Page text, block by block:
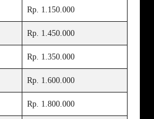
Rp. 1.150.000
Rp. 1.450.000
Rp. 1.350.000
Rp. 1.600.000
Rp. 1.800.000